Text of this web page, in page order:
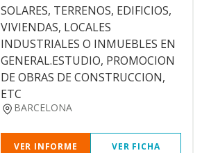
SOLARES, TERRENOS, EDIFICIOS,
VIVIENDAS, LOCALES
INDUSTRIALES O INMUEBLES EN
GENERAL.ESTUDIO, PROMOCION
DE OBRAS DE CONSTRUCCION,
ETC
BARCELONA
VER INFORME VER FICHA